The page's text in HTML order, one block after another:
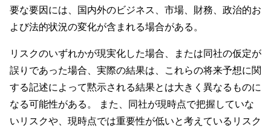
要な要因には、国内外のビジネス、市場、財務、政治的お
よび法的状況の変化が含まれる場合がある。
リスクのいずれかが現実化した場合、または同社の仮定が
誤りであった場合、実際の結果は、これらの将来予想に関
する記述によって黙示される結果とは大きく異なるものに
なる可能性がある。 また、同社が現時点で把握していな
いリスクや、現時点では重要性が低いと考えているリスク